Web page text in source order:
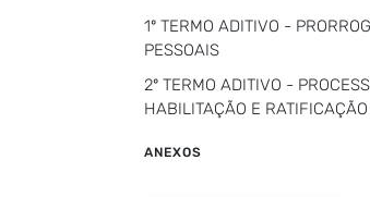
1º TERMO ADITIVO -
PESSOAIS
2º TERMO ADITIVO -
HABILITAÇÃO E
ANEXOS